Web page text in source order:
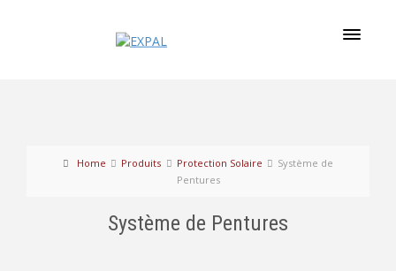
Home Produits Protection Solaire
Système de
Pentures
Système de Pentures